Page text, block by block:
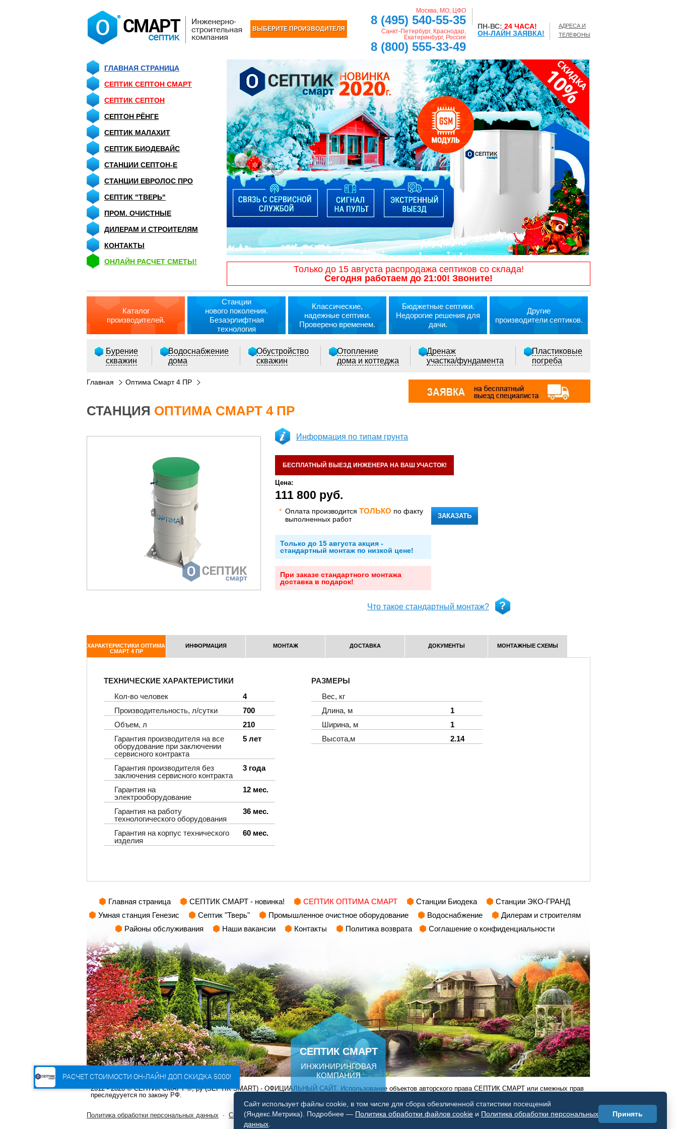
ВЫБЕРИТЕ ПРОИЗВОДИТЕЛЯ
АДРЕСА И
ТЕЛЕФОНЫ
ПН-ВС: 24 ЧАСА!
ОН-ЛАЙН ЗАЯВКА!
Москва, МО, ЦФО
8 (495) 540-55-35
Санкт-Петербург, Краснодар,
Екатеринбург, Россия
8 (800) 555-33-49
ГЛАВНАЯ СТРАНИЦА
СЕПТИК СЕПТОН СМАРТ
СЕПТИК CЕПТОН
СЕПТОН РЁНГЕ
СЕПТИК МАЛАХИТ
СЕПТИК БИОДЕВАЙС
СТАНЦИИ СЕПТОН-Е
СТАНЦИИ ЕВРОЛОС ПРО
СЕПТИК "ТВЕРЬ"
ПРОМ. ОЧИСТНЫЕ
ДИЛЕРАМ И СТРОИТЕЛЯМ
КОНТАКТЫ
ОНЛАЙН РАСЧЕТ СМЕТЫ!
Только до 15 августа распродажа септиков со склада!
Сегодня работаем до 21:00! Звоните!
Каталог
производителей.
Станции
нового поколения.
Безаэрлифтная
технология
Классические,
надежные септики.
Проверено временем.
Бюджетные септики.
Недорогие решения для
дачи.
Другие
производители септиков.
Бурение
скважин
Водоснабжение
дома
Обустройство
скважин
Отопление
дома и коттеджа
Дренаж
участка/фундамента
Пластиковые
погреба
Главная Оптима Смарт 4 ПР
СТАНЦИЯ ОПТИМА СМАРТ 4 ПР
Информация по типам грунта
БЕСПЛАТНЫЙ ВЫЕЗД ИНЖЕНЕРА НА ВАШ УЧАСТОК!
Цена:
111 800 руб.
ЗАКАЗАТЬ
* Оплата производится ТОЛЬКО по факту
выполненных работ
Только до 15 августа акция -
стандартный монтаж по низкой цене!
При заказе стандартного монтажа
доставка в подарок!
Что такое стандартный монтаж?
ХАРАКТЕРИСТИКИ ОПТИМА
СМАРТ 4 ПР
ИНФОРМАЦИЯ МОНТАЖ ДОСТАВКА ДОКУМЕНТЫ МОНТАЖНЫЕ СХЕМЫ
ТЕХНИЧЕСКИЕ ХАРАКТЕРИСТИКИ
Кол-во человек
4
Производительность, л/сутки
700
Объем, л
210
Гарантия производителя на все
оборудование при заключении
сервисного контракта
5 лет
Гарантия производителя без
заключения сервисного контракта
3 года
Гарантия на
электрооборудование
12 мес.
Гарантия на работу
технологического оборудования
36 мес.
Гарантия на корпус технического
изделия
60 мес.
РАЗМЕРЫ
Вес, кг
Длина, м
1
Ширина, м
1
Высота,м
2.14
СЕПТИК СМАРТ
ИНЖИНИРИНГОВАЯ
КОМПАНИЯ
Главная страница СЕПТИК СМАРТ - новинка! СЕПТИК ОПТИМА СМАРТ Станции Биодека
Станции ЭКО-ГРАНД
Умная станция Генезис
Септик "Тверь" Промышленное очистное оборудование Водоснабжение
Дилерам и строителям
Районы обслуживания
Наши вакансии Контакты Политика возврата Соглашение о конфиденциальности
2012 - 2020 © СЕПТИК СМАРТ ®; ру (SEPTIK SMART) - ОФИЦИАЛЬНЫЙ САЙТ. Использование объектов авторского права СЕПТИК СМАРТ или смежных прав
преследууется по закону РФ.
Политика обработки персональных данных · Согласие на обработку персональных данных·Политика обработки файлов cookie
Сайт использует файлы cookie, в том числе для сбора обезличенной статистики посещений
(Яндекс.Метрика). Подробнее — Политика обработки файлов cookie и Политика обработки персональных
данных
Принять
РАСЧЕТ СТОИМОСТИ ОН-ЛАЙН! ДОП СКИДКА 5000!